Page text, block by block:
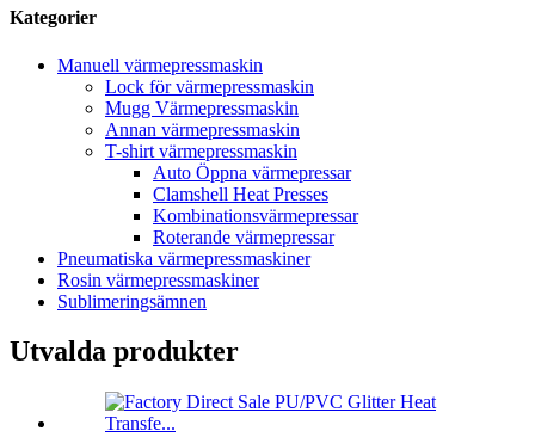
Kategorier
Manuell värmepressmaskin
Lock för värmepressmaskin
Mugg Värmepressmaskin
Annan värmepressmaskin
T-shirt värmepressmaskin
Auto Öppna värmepressar
Clamshell Heat Presses
Kombinationsvärmepressar
Roterande värmepressar
Pneumatiska värmepressmaskiner
Rosin värmepressmaskiner
Sublimeringsämnen
Utvalda produkter